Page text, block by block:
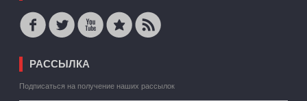
РАССЫЛКА
Подписаться на получение наших рассылок